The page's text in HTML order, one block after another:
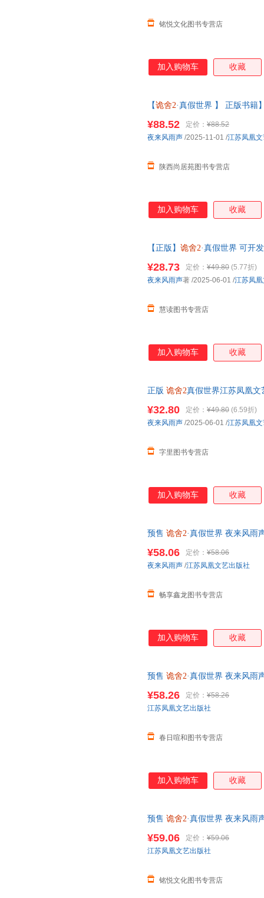
铭悦文化图书专营店
加入购物车 收藏
【诡舍2·真假世界 】 正版书籍
为准】
¥88.52 定价： ¥88.52
陕西尚居苑图书专营店
夜来风雨声 /2025-11-01 /江苏凤凰
加入购物车 收藏
【正版】 诡舍2·真假世界 可开
¥28.73 定价： ¥49.80 (5.77折)
慧读图书专营店
夜来风雨声著 /2025-06-01 /江苏凤
加入购物车 收藏
正版 诡舍2真假世界江苏凤凰文
¥32.80 定价： ¥49.80 (6.59折)
字里图书专营店
夜来风雨声 /2025-06-01 /江苏凤凰
加入购物车 收藏
预售 诡舍2·真假世界 夜来风雨
当客服
¥58.06 定价： ¥58.06
畅享鑫龙图书专营店
夜来风雨声 /江苏凤凰文艺出版社
加入购物车 收藏
预售 诡舍2·真假世界 夜来风雨
客服
¥58.26 定价： ¥58.26
春日喧和图书专营店
江苏凤凰文艺出版社
加入购物车 收藏
预售 诡舍2·真假世界 夜来风雨
¥59.06 定价： ¥59.06
铭悦文化图书专营店
江苏凤凰文艺出版社